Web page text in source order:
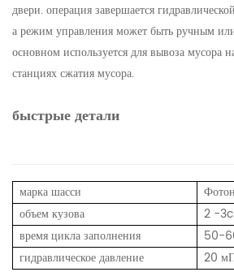
двери. операция завершается
а режим управления может быть ручным
основном используется для вывоза мусора
станциях сжатия мусора.
быстрые детали
марка шасси
объем кузова
2 -
время цикла заполнения
50-
гидравлическое давление
20